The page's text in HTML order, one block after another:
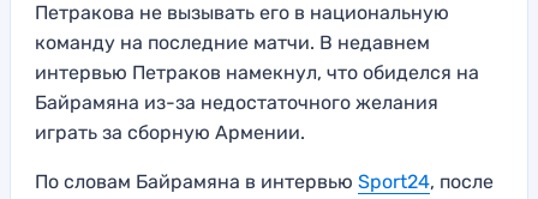
Петракова не вызывать его в национальную
команду на последние матчи. В недавнем
интервью Петраков намекнул, что обиделся на
Байрамяна из-за недостаточного желания
играть за сборную Армении.
По словам Байрамяна в интервью Sport24, после